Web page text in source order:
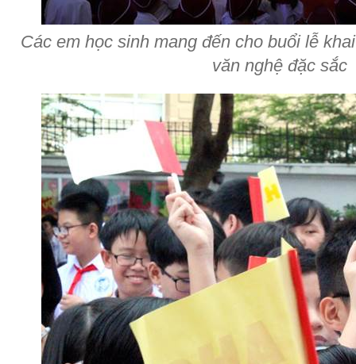
Các em học sinh mang đến cho buổi lễ
văn nghệ đặc sắc